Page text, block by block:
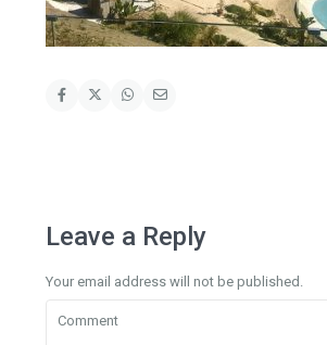
Leave a Reply
Your email address will not be published.